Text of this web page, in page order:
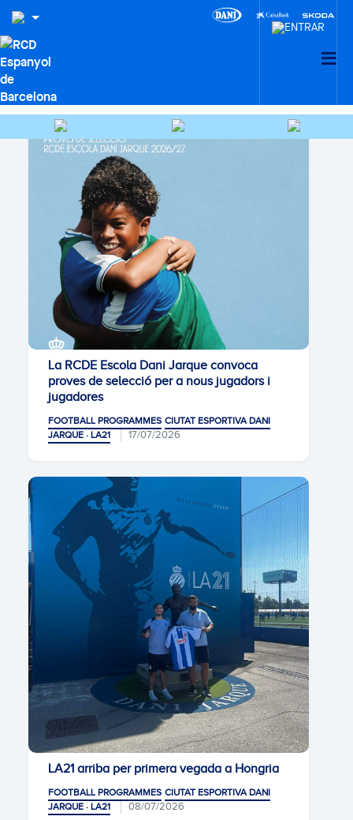
La RCDE Escola Dani Jarque convoca
proves de selecció per a nous jugadors i
jugadores
FOOTBALL PROGRAMMES CIUTAT ESPORTIVA DANI
JARQUE · LA21
17/07/2026
LA21 arriba per primera vegada a Hongria
FOOTBALL PROGRAMMES CIUTAT ESPORTIVA DANI
JARQUE · LA21
08/07/2026